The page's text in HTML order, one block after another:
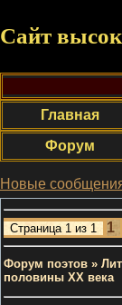
Сайт
Главная
Форум
Новые
Страница 1 из 1 1
Форум поэтов »
половины XX века